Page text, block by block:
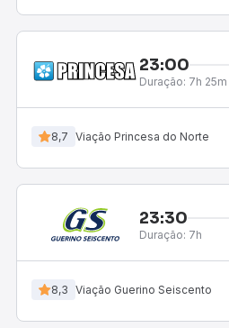
23:00
Duração: 7h 25m
8,7 Viação Princesa do Norte
23:30
Duração: 7h
8,3 Viação Guerino Seiscento